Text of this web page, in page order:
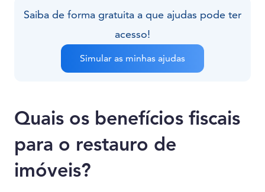
Saiba de forma gratuita a que ajudas pode ter
acesso!
Simular as minhas ajudas
Quais os benefícios fiscais
para o restauro de
imóveis?